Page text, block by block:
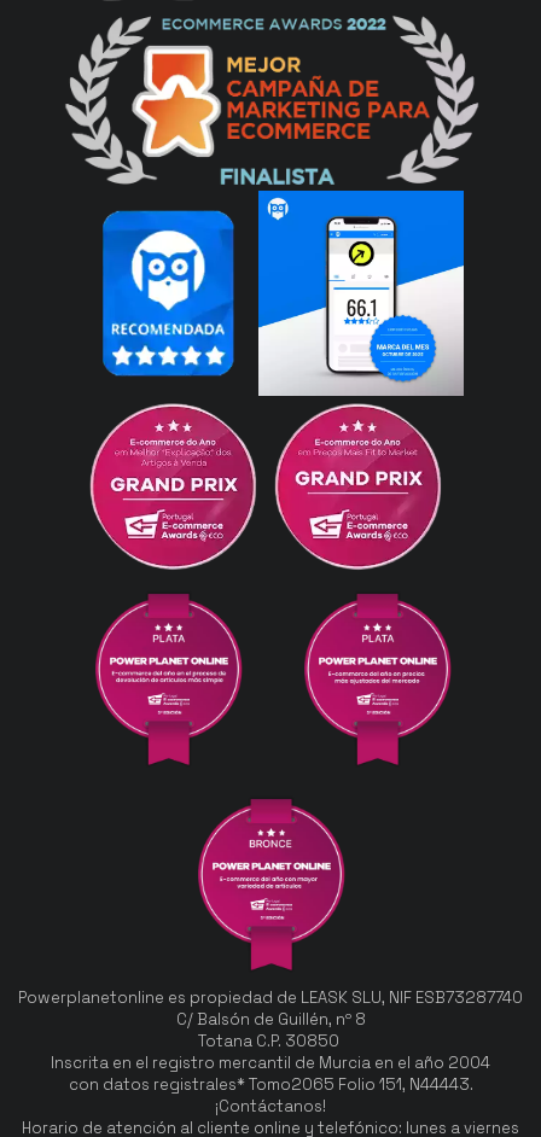
Powerplanetonline es propiedad de LEASK SLU, NIF ESB73287740
C/ Balsón de Guillén, nº 8
Totana C.P. 30850
Inscrita en el registro mercantil de Murcia en el año 2004
con datos registrales* Tomo2065 Folio 151, N44443.
¡Contáctanos!
Horario de atención al cliente online y telefónico: lunes a viernes